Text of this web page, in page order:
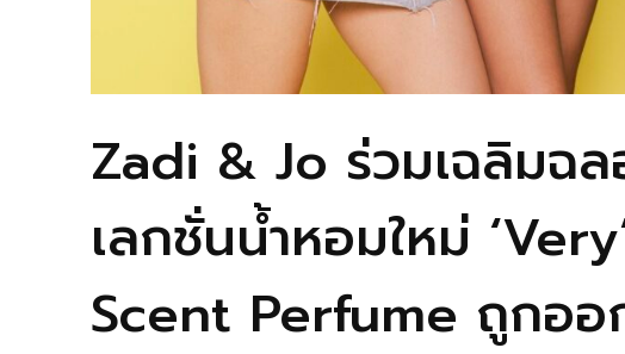
Zadi & Jo ร่วมเฉลิมฉ
เลกชั่นน้ำหอมใหม่
Scent Perfume ถูกออ